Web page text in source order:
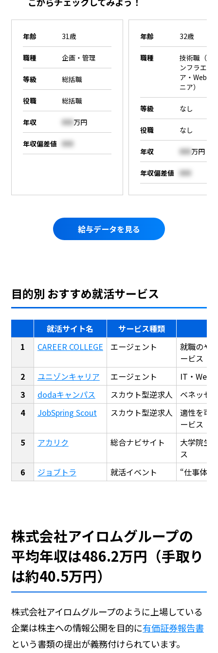
年齢 31歳
職種 企画・管理
等級 総括職
役職 総括職
年収 000万円
年収偏差値 000
年齢 32歳
職種
技術職（SE
ンフラエン
ア・Webエ
ニア）
等級 なし
役職 なし
年収 000万円
年収偏差値 000
給与データを見る
目的別 おすすめ就活サービス
就活サイト名
サービス種類
CAREER COLLEGE
エージェント
就職のや
ービス
ユニゾンキャリア
エージェント
IT・Web
dodaキャンパス
スカウト型逆求人
ベネッセ
JobSpring Scout
スカウト型逆求人
適性を可
ービス
アカリク
総合ナビサイト
大学院生
ス
ジョブトラ
就活イベント “仕事体
株式会社アイロムグループの
平均年収は486.2万円（手取り
は約40.5万円）
株式会社アイロムグループのように上場している
企業は株主への情報公開を目的に有価証券報告書
という書類の提出が義務付けられています。